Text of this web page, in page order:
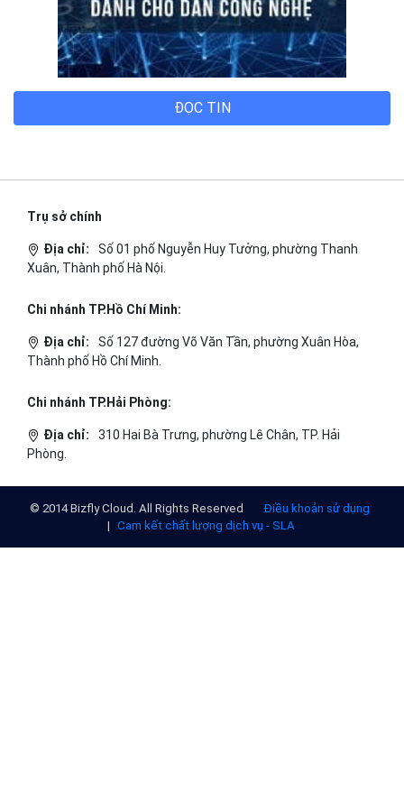
ĐỌC TIN
Trụ sở chính
Địa chỉ:
Số 01 phố Nguyễn Huy Tưởng, phường Thanh
Xuân, Thành phố Hà Nội.
Chi nhánh TP.Hồ Chí Minh:
Địa chỉ:
Số 127 đường Võ Văn Tần, phường Xuân Hòa,
Thành phố Hồ Chí Minh.
Chi nhánh TP.Hải Phòng:
Địa chỉ:
310 Hai Bà Trưng, phường Lê Chân, TP. Hải
Phòng.
© 2014 Bizfly Cloud. All Rights Reserved
Điều khoản sử dụng
| Cam kết chất lượng dịch vụ - SLA